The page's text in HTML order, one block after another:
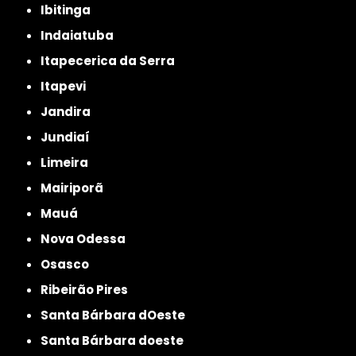
Ibitinga
Indaiatuba
Itapecerica da Serra
Itapevi
Jandira
Jundiaí
Limeira
Mairiporã
Mauá
Nova Odessa
Osasco
Ribeirão Pires
Santa Bárbara dOeste
Santa Bárbara doeste